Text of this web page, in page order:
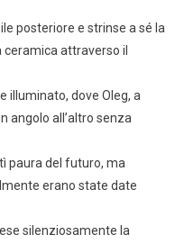
posteriore e strinse a sé la
ceramica attraverso il
illuminato, dove Oleg, a
angolo all’altro senza
paura del futuro, ma
erano state date
silenziosamente la